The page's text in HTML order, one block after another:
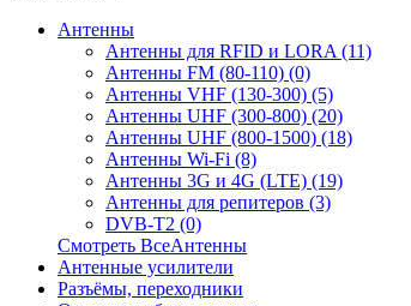
Антенны
Антенны для RFID и LORA (11)
Антенны FM (80-110) (0)
Антенны VHF (130-300) (5)
Антенны UHF (300-800) (20)
Антенны UHF (800-1500) (18)
Антенны Wi-Fi (8)
Антенны 3G и 4G (LTE) (19)
Антенны для репитеров (3)
DVB-T2 (0)
Смотреть ВсеАнтенны
Антенные усилители
Разъёмы, переходники